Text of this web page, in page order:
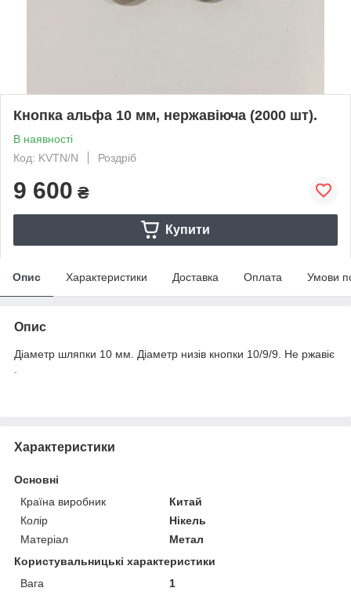
Кнопка альфа 10 мм, нержавіюча (2000 шт).
В наявності
Код: KVTN/N
Роздріб
9 600 ₴
Купити
Опис Характеристики Доставка Оплата Умови
Опис
Діаметр шляпки 10 мм. Діаметр низів кнопки 10/9/9. Не ржавіє
Характеристики
Основні
Країна виробник
Китай
Колір
Нікель
Матеріал
Метал
Користувальницькі характеристики
Вага
1